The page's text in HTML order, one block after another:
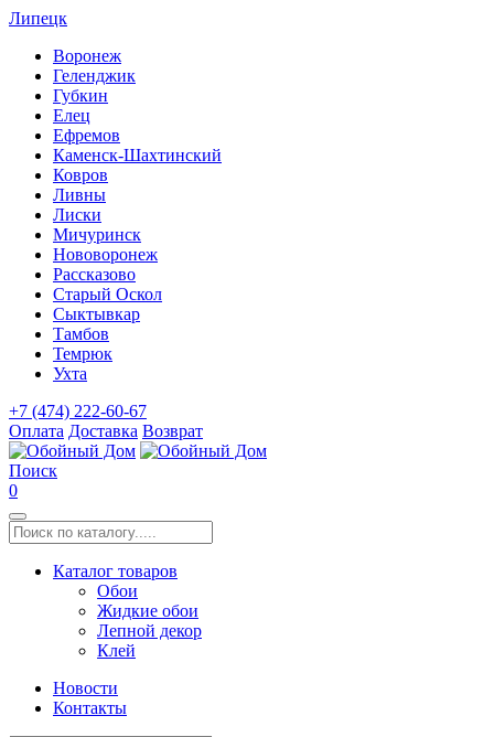
Липецк
Воронеж
Геленджик
Губкин
Елец
Ефремов
Каменск-Шахтинский
Ковров
Ливны
Лиски
Мичуринск
Нововоронеж
Рассказово
Старый Оскол
Сыктывкар
Тамбов
Темрюк
Ухта
+7 (474) 222-60-67
Оплата Доставка Возврат
Поиск
0
Каталог товаров
Обои
Жидкие обои
Лепной декор
Клей
Новости
Контакты